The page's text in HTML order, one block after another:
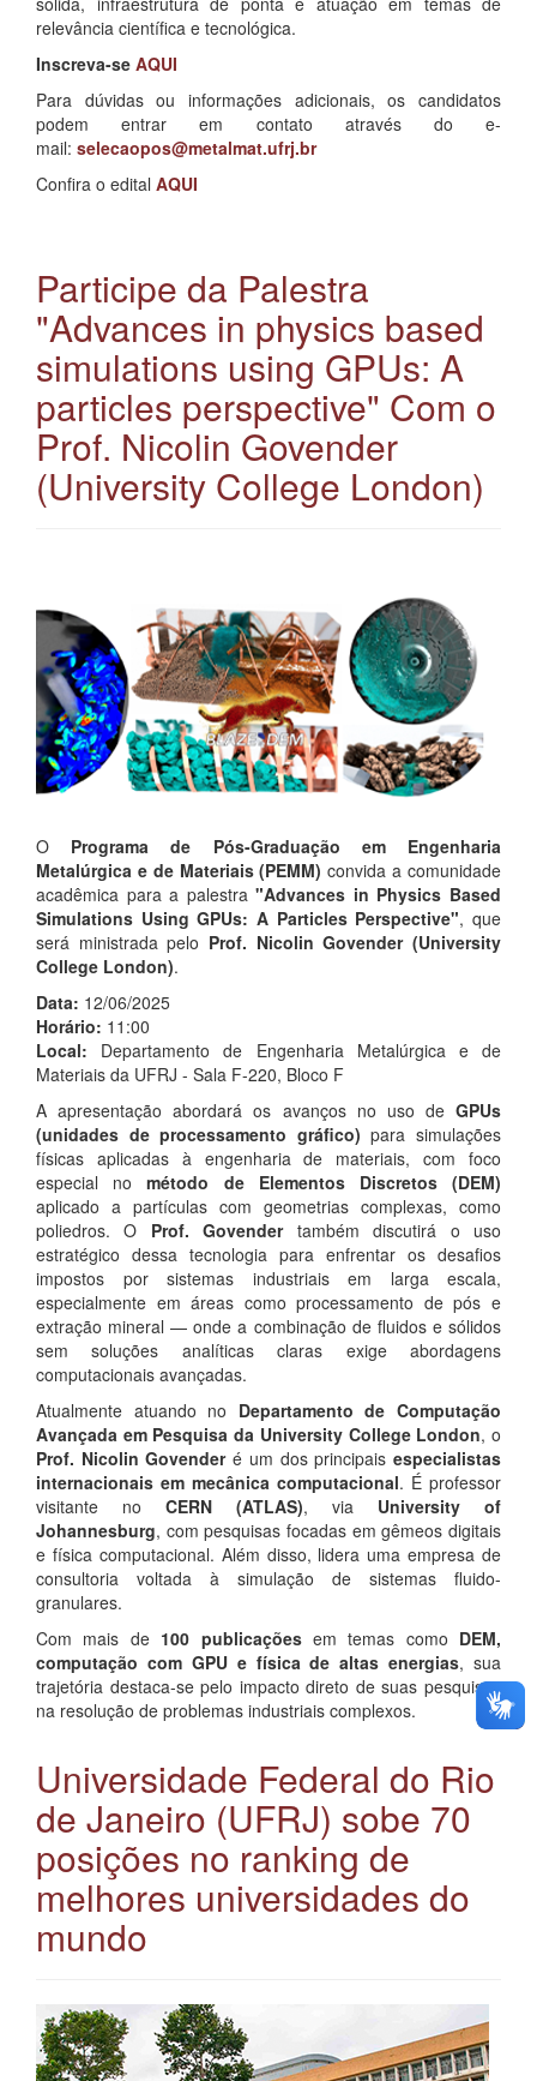
relevância científica e tecnológica.
Inscreva-se AQUI
Para dúvidas ou informações adicionais, os candidatos
podem entrar em contato através do e-
mail: selecaopos@metalmat.ufrj.br
Confira o edital AQUI
Participe da Palestra
"Advances in physics based
simulations using GPUs: A
particles perspective" Com o
Prof. Nicolin Govender
(University College London)
O Programa de Pós-Graduação em Engenharia
Metalúrgica e de Materiais (PEMM) convida a comunidade
acadêmica para a palestra"Advances in Physics Based
Simulations Using GPUs: A Particles Perspective", que
será ministrada pelo Prof. Nicolin Govender (University
College London).
Data: 12/06/2025
Horário: 11:00
Local: Departamento de Engenharia Metalúrgica e de
Materiais da UFRJ - Sala F-220, Bloco F
A apresentação abordará os avanços no uso de GPUs
(unidades de processamento gráfico) para simulações
físicas aplicadas à engenharia de materiais, com foco
especial nométodo de Elementos Discretos (DEM)
aplicado a partículas com geometrias complexas, como
poliedros. O Prof. Govendertambém discutirá o uso
estratégico dessa tecnologia para enfrentar os desafios
impostos por sistemas industriais em larga escala,
especialmente em áreas como processamento de pós e
extração mineral — onde a combinação de fluidos e sólidos
sem soluções analíticas claras exige abordagens
computacionais avançadas.
Atualmente atuando no Departamento de Computação
Avançada em Pesquisa da University College London, o
Prof. Nicolin Govenderé um dos principaisespecialistas
internacionais em mecânica computacional. É professor
visitante no CERN (ATLAS), via University of
Johannesburg, com pesquisas focadas em gêmeos digitais
e física computacional. Além disso, lidera uma empresa de
consultoria voltada à simulação de sistemas fluido-
granulares.
Com mais de100 publicaçõesem temas como DEM,
computação com GPU e física de altas energias, sua
trajetória destaca-se pelo impacto direto de suas pesquisas
na resolução de problemas industriais complexos.
Universidade Federal do Rio
de Janeiro (UFRJ) sobe 70
posições no ranking de
melhores universidades do
mundo